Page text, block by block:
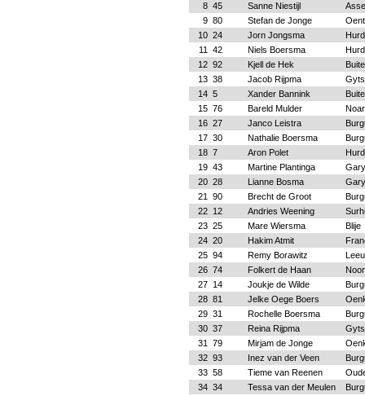
8 45 Sanne Niestijl
9 80 Stefan de Jonge
10 24 Jorn Jongsma
11
42 Niels Boersma
12 92 Kjell de Hek
13 38 Jacob Rijpma
14 5 Xander Bannink
15 76 Bareld Mulder
16 27 Janco Leistra
17 30 Nathalie Boersma
18 7 Aron Polet
19 43 Martine Plantinga
20 28 Lianne Bosma
21
90 Brecht de Groot
22 12 Andries Weening
23 25 Mare Wiersma
Blije
24 20 Hakim Atmit
25 94 Remy Borawitz
26 74 Folkert de Haan
27 14 Joukje de Wilde
28 81 Jelke Oege Boers
29 31 Rochelle Boersma
30 37 Reina Rijpma
31
79 Mirjam de Jonge
32 93 Inez van der Veen
33 58 Tieme van Reenen
34 34 Tessa van der Meulen